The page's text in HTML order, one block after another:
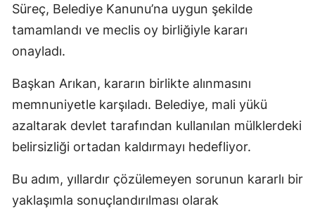
Süreç, Belediye Kanunu’na uygun şekilde
tamamlandı ve meclis oy birliğiyle kararı
onayladı.
Başkan Arıkan, kararın birlikte alınmasını
memnuniyetle karşıladı. Belediye, mali yükü
azaltarak devlet tarafından kullanılan mülklerdeki
belirsizliği ortadan kaldırmayı hedefliyor.
Bu adım, yıllardır çözülemeyen sorunun kararlı bir
yaklaşımla sonuçlandırılması olarak